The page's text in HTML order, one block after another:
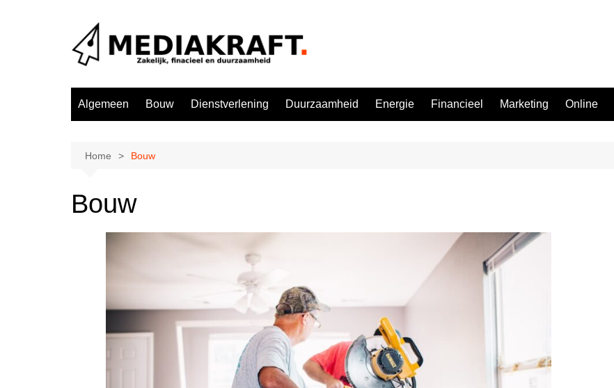
Algemeen Bouw Dienstverlening Duurzaamheid Energie Financieel Marketing Online
Home Bouw
Bouw